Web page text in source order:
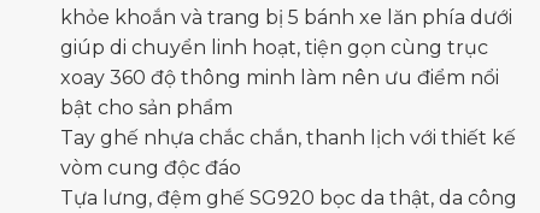
khỏe khoắn và trang bị 5 bánh xe lăn phía dưới
giúp di chuyển linh hoạt, tiện gọn cùng trục
xoay 360 độ thông minh làm nên ưu điểm nổi
bật cho sản phẩm
Tay ghế nhựa chắc chắn, thanh lịch với thiết kế
vòm cung độc đáo
Tựa lưng, đệm ghế SG920 bọc da thật, da công